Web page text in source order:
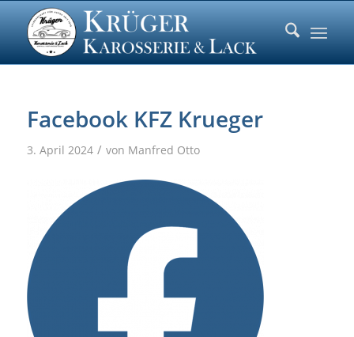
Facebook KFZ Krueger
3. April 2024 / von Manfred Otto